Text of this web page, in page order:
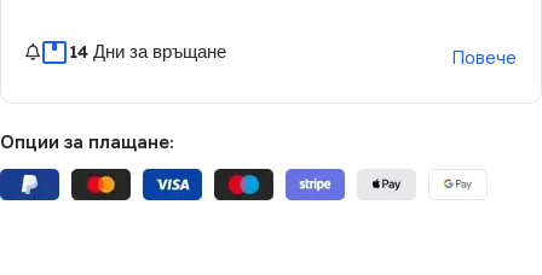
14 Дни за връщане Повече
Опции за плащане: